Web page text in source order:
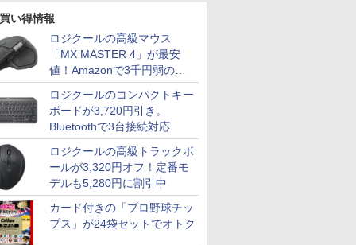
い得情報
ロジクールの高級マウス
「MX MASTER 4」が最安
値！Amazonで3千円弱の割
引
ロジクールのコンパクトキー
ボードが3,720円引き。
Bluetoothで3台接続対応
ロジクールの高級トラックボ
ールが3,320円オフ！定番モ
デルも5,280円に割引中
カード付きの「プロ野球チッ
プス」が24袋セットでオトク